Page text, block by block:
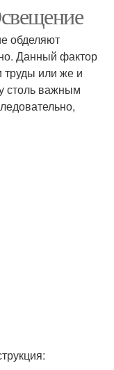
обделяют
Данный фактор
труды или же и
столь важным